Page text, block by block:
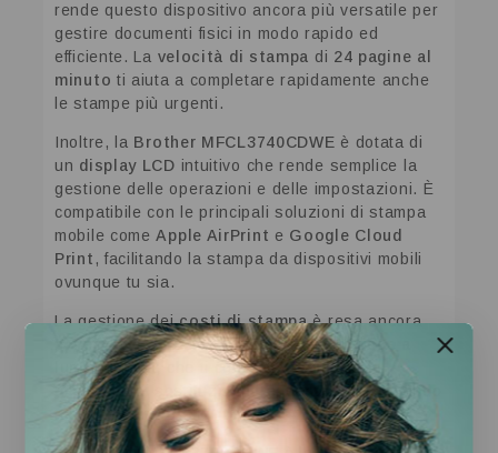
rende questo dispositivo ancora più versatile per
gestire documenti fisici in modo rapido ed
efficiente. La velocità di stampa di 24 pagine al
minuto ti aiuta a completare rapidamente anche
le stampe più urgenti.
Inoltre, la Brother MFCL3740CDWE è dotata di
un display LCD intuitivo che rende semplice la
gestione delle operazioni e delle impostazioni. È
compatibile con le principali soluzioni di stampa
mobile comeApple AirPrint e Google Cloud
Print , facilitando la stampa da dispositivi mobili
ovunque tu sia.
La gestione deicosti di stampaè resa ancora
più efficiente grazie all’opzione di cartucce a
lunga durata
, che ti consente di ridurre la
necessità di sostituzione frequente, risparmiando
tempo e denaro.